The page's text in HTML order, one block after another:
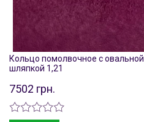
Кольцо помолвочное с овальной
шляпкой 1,21
7502 грн.